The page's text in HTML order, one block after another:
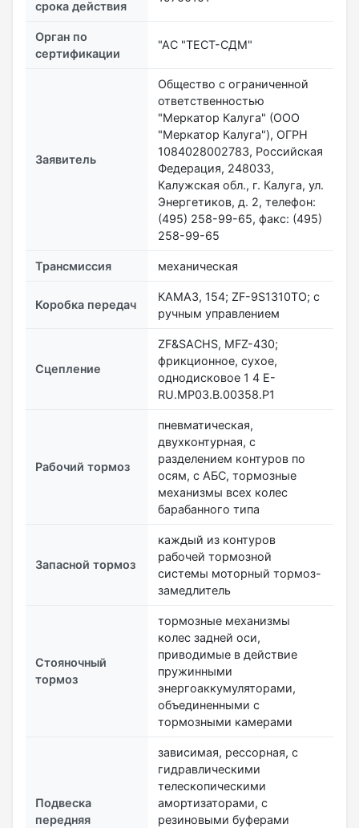
срока действия
Орган по
сертификации
"АС "ТЕСТ-СДМ"
Заявитель
Общество с ограниченной
ответственностью
"Меркатор Калуга" (ООО
"Меркатор Калуга"), ОГРН
1084028002783, Российская
Федерация, 248033,
Калужская обл., г. Калуга, ул.
Энергетиков, д. 2, телефон:
(495) 258-99-65, факс: (495)
258-99-65
Трансмиссия механическая
Коробка передач
КАМАЗ, 154; ZF-9S1310TO; с
ручным управлением
Сцепление
ZF&SACHS, MFZ-430;
фрикционное, сухое,
однодисковое 1 4 E-
RU.MP03.В.00358.Р1
Рабочий тормоз
пневматическая,
двухконтурная, с
разделением контуров по
осям, с АБС, тормозные
механизмы всех колес
барабанного типа
Запасной тормоз
каждый из контуров
рабочей тормозной
системы моторный тормоз-
замедлитель
Стояночный
тормоз
тормозные механизмы
колес задней оси,
приводимые в действие
пружинными
энергоаккумуляторами,
объединенными с
тормозными камерами
Подвеска
передняя
зависимая, рессорная, с
гидравлическими
телескопическими
амортизаторами, с
резиновыми буферами